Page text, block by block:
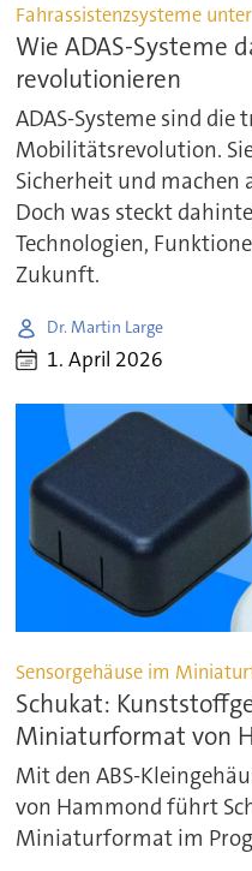
Fahrassistenzsysteme
Wie ADAS-Systeme
revolutionieren
ADAS-Systeme sind die
Mobilitätsrevolution.
Sicherheit und machen
Doch was steckt
Technologien,
Zukunft.
Dr. Martin Large
1. April 2026
Sensorgehäuse im
Schukat:
Miniaturformat von
Mit den ABS-
von Hammond führt
Miniaturformat im